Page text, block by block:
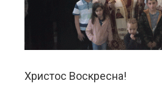
Христос Воскресна!